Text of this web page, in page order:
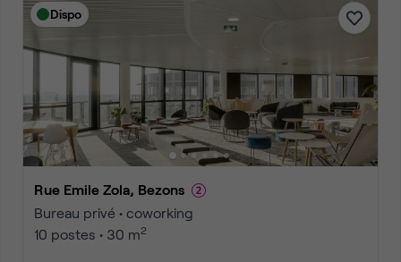
Dispo
Rue Emile Zola, Bezons
Bureau privé • coworking
10 postes • 30 m2